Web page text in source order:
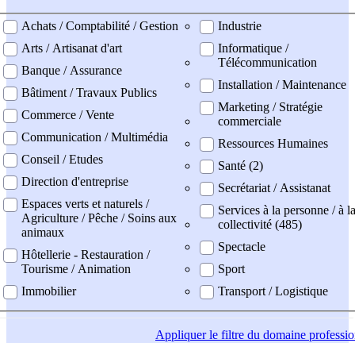
professionel
Achats / Comptabilité / Gestion
Arts / Artisanat d'art
Banque / Assurance
Bâtiment / Travaux Publics
Commerce / Vente
Communication / Multimédia
Conseil / Etudes
Direction d'entreprise
Espaces verts et naturels /
Agriculture / Pêche / Soins aux
animaux
Hôtellerie - Restauration /
Tourisme / Animation
Immobilier
Industrie
Informatique /
Télécommunication
Installation / Maintenance
Marketing / Stratégie
commerciale
Ressources Humaines
Santé (2)
Secrétariat / Assistanat
Services à la personne / à la
collectivité (485)
Spectacle
Sport
Transport / Logistique
Appliquerle filtre du domaine